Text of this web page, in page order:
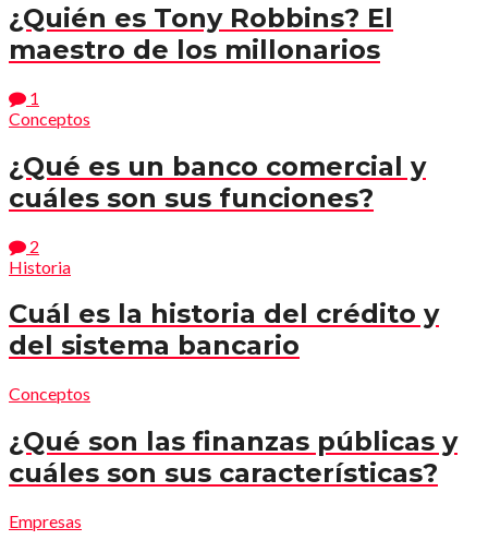
¿Quién es Tony Robbins? El
maestro de los millonarios
1
Conceptos
¿Qué es un banco comercial y
cuáles son sus funciones?
2
Historia
Cuál es la historia del crédito y
del sistema bancario
Conceptos
¿Qué son las finanzas públicas y
cuáles son sus características?
Empresas